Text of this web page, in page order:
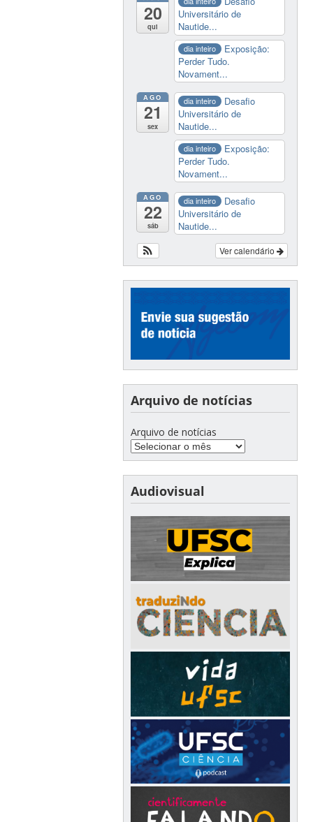
20
qui
Universitário de
Nautide...
dia inteiro
Exposição:
Perder Tudo.
Novament...
AGO
21
sex
dia inteiro
Desafio
Universitário de
Nautide...
dia inteiro
Exposição:
Perder Tudo.
Novament...
AGO
22
sáb
dia inteiro
Desafio
Universitário de
Nautide...
Ver calendário
Arquivo de notícias
Arquivo de notícias
Audiovisual